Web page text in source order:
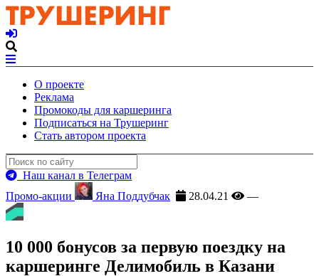
О проекте
Реклама
Промокоды для каршеринга
Подписаться на Трушеринг
Стать автором проекта
Наш канал в Телеграм
Промо-акции
Яна Поддубчак 28.04.21 —
10 000 бонусов за первую поездку на
каршеринге Делимобиль в Казани